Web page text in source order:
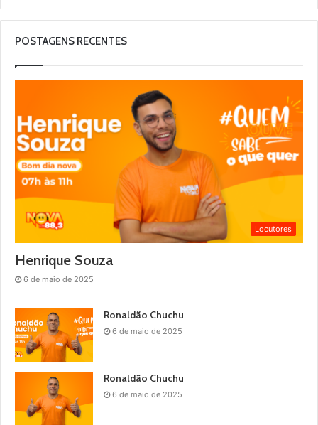
POSTAGENS RECENTES
Locutores
Henrique Souza
6 de maio de 2025
Ronaldão Chuchu
6 de maio de 2025
Ronaldão Chuchu
6 de maio de 2025